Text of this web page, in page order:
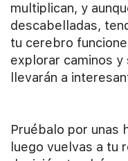
multiplican, y
descabelladas,
tu cerebro
explorar caminos y
llevarán a
Pruébalo por unas
luego vuelvas a tu